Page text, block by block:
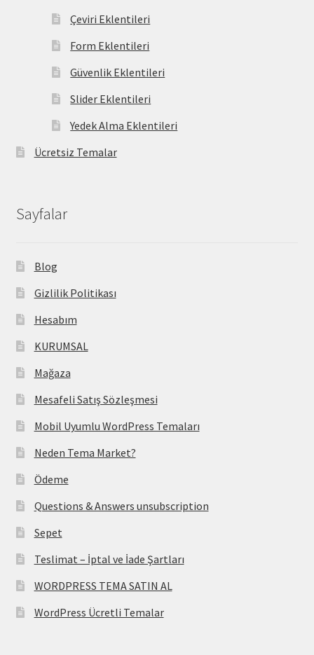
Çeviri Eklentileri
Form Eklentileri
Güvenlik Eklentileri
Slider Eklentileri
Yedek Alma Eklentileri
Ücretsiz Temalar
Sayfalar
Blog
Gizlilik Politikası
Hesabım
KURUMSAL
Mağaza
Mesafeli Satış Sözleşmesi
Mobil Uyumlu WordPress Temaları
Neden Tema Market?
Ödeme
Questions & Answers unsubscription
Sepet
Teslimat – İptal ve İade Şartları
WORDPRESS TEMA SATIN AL
WordPress Ücretli Temalar